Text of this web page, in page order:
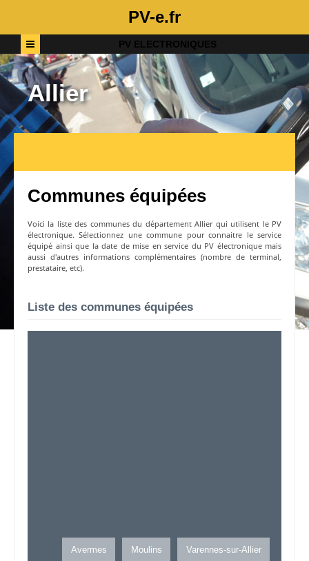
PV-e.fr
PV ELECTRONIQUES
Allier
Communes équipées
Voici la liste des communes du départementAllierqui utilisent le PV
électronique. Sélectionnez une commune pour connaitre le service
équipé ainsi que la date de mise en service du PV électronique mais
aussi d'autres informations complémentaires (nombre de terminal,
prestataire, etc).
Liste des communes équipées
Avermes Moulins Varennes-sur-Allier